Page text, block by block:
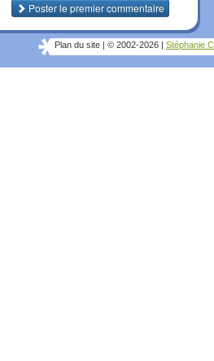
Poster le premier commentaire
Plan du site | © 2002-2026 | Stéphanie C